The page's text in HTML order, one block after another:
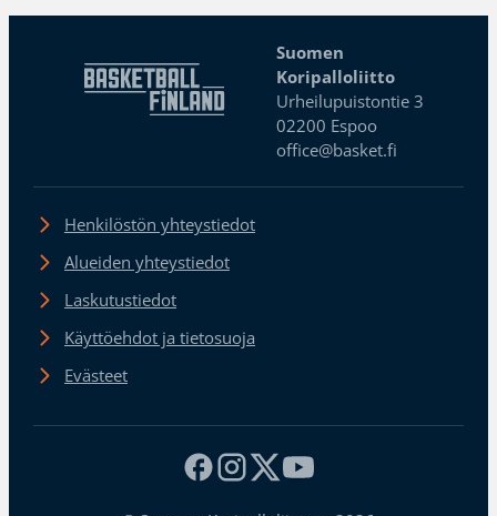
Suomen
Koripalloliitto
Urheilupuistontie 3
02200 Espoo
office@basket.fi
Henkilöstön yhteystiedot
Alueiden yhteystiedot
Laskutustiedot
Käyttöehdot ja tietosuoja
Evästeet